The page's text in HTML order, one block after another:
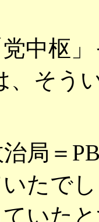
中枢
、そう
局＝
たで
いた